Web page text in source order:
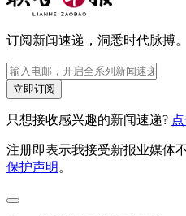
订阅新闻速递，洞悉时代脉搏。
立即订阅
只想接收感兴趣的新闻速递?
注册即表示我接受新报业媒体
保护声明 。